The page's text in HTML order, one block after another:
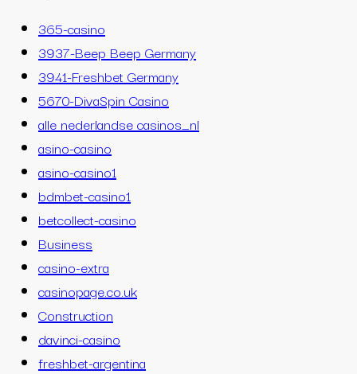
365-casino
3937-Beep Beep Germany
3941-Freshbet Germany
5670-DivaSpin Casino
alle nederlandse casinos_nl
asino-casino
asino-casino1
bdmbet-casino1
betcollect-casino
Business
casino-extra
casinopage.co.uk
Construction
davinci-casino
freshbet-argentina